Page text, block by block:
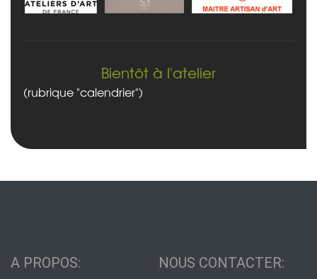
Bientôt à l'atelier
(rubrique "calendrier")
A PROPOS: NOUS CONTACTER: